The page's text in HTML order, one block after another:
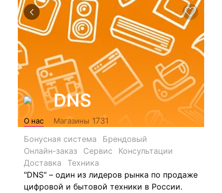
DNS
О нас Магазины 1731
Бонусная система
Брендовый
Онлайн-заказ
Сервис
Консультации
Доставка
Техника
"DNS" – один из лидеров рынка по продаже
цифровой и бытовой техники в России.